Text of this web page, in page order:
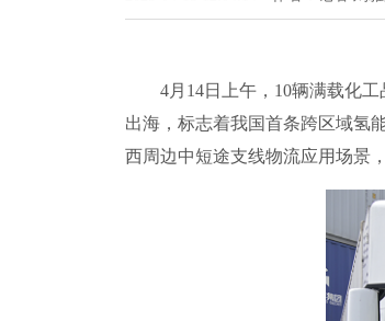
4月14日上午，10辆满载化工
出海，标志着我国首条跨区域氢
西周边中短途支线物流应用场景